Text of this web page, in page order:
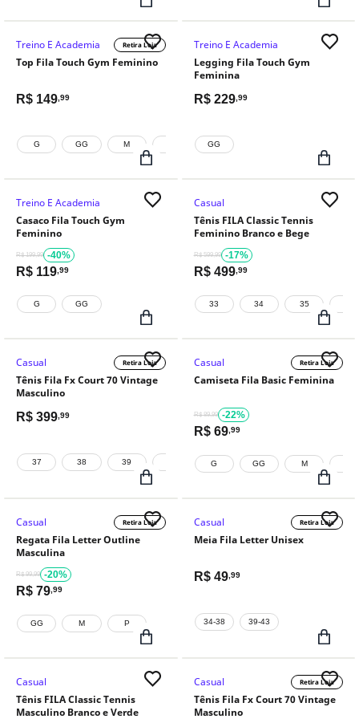
Treino E Academia Retira Loja
Top Fila Touch Gym Feminino
R$ 149 ,99
G GG M
Treino E Academia
Legging Fila Touch Gym
Feminina
R$ 229,99
GG
Treino E Academia
Casaco Fila Touch Gym
Feminino
R$ 199,99 -40%
R$ 119 ,99
G GG
Casual
Tênis FILA Classic Tennis
Feminino Branco e Bege
R$ 599,99 -17%
R$ 499,99
33 34 35
Casual Retira Loja
Tênis Fila Fx Court 70 Vintage
Masculino
R$ 399 ,99
37 38 39 41 42 43
Casual Retira Loja
Camiseta Fila Basic Feminina
R$ 89,99 -22%
R$ 69,99
G GG M
Casual Retira Loja
Regata Fila Letter Outline
Masculina
R$ 99,99 -20%
R$ 79 ,99
GG M P
Casual Retira Loja
Meia Fila Letter Unisex
R$ 49,99
34-38 39-43
Casual
Tênis FILA Classic Tennis
Masculino Branco e Verde
Casual Retira Loja
Tênis Fila Fx Court 70 Vintage
Masculino